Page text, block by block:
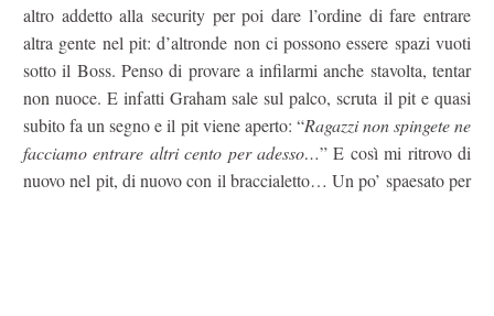
altro addetto alla security per poi dare l’ordine di fare entrare
altra gente nel pit: d’altronde non ci possono essere spazi vuoti
sotto il Boss. Penso di provare a infilarmi anche stavolta, tentar
non nuoce. E infatti Graham sale sul palco, scruta il pit e quasi
subito fa un segno e il pit viene aperto: “Ragazzi non spingete ne
facciamo entrare altri cento per adesso…” E così mi ritrovo di
nuovo nel pit, di nuovo con il braccialetto…Un po’ spaesato per